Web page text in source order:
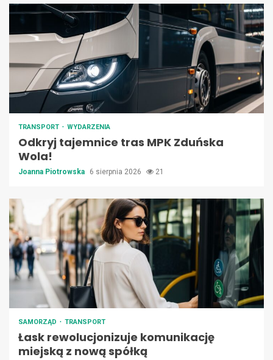
TRANSPORT WYDARZENIA
Odkryj tajemnice tras MPK Zduńska
Wola!
Joanna Piotrowska 6 sierpnia 2026 21
SAMORZĄD TRANSPORT
Łask rewolucjonizuje komunikację
miejską z nową spółką